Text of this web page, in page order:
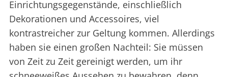
Einrichtungsgegenstände, einschließlich
Dekorationen und Accessoires, viel
kontrastreicher zur Geltung kommen. Allerdings
haben sie einen großen Nachteil: Sie müssen
von Zeit zu Zeit gereinigt werden, um ihr